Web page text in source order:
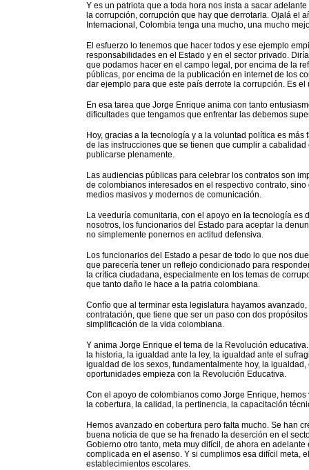
Y es un patriota que a toda hora nos insta a sacar
la corrupción, corrupción que hay que derrotarla. Ojalá el
Internacional, Colombia tenga una mucho, una mucho
El esfuerzo lo tenemos que hacer todos y ese ejemplo
responsabilidades en el Estado y en el sector privado.
que podamos hacer en el campo legal, por encima de la
públicas, por encima de la publicación en internet de los
dar ejemplo para que este país derrote la corrupción. Es el
En esa tarea que Jorge Enrique anima con tanto
dificultades que tengamos que enfrentar las debemos
Hoy, gracias a la tecnología y a la voluntad política es
de las instrucciones que se tienen que cumplir a
publicarse plenamente.
Las audiencias públicas para celebrar los contratos son
de colombianos interesados en el respectivo contrato,
medios masivos y modernos de comunicación.
La veeduría comunitaria, con el apoyo en la tecnología
nosotros, los funcionarios del Estado para aceptar la
no simplemente ponernos en actitud defensiva.
Los funcionarios del Estado a pesar de todo lo que nos
que parecería tener un reflejo condicionado para
la crítica ciudadana, especialmente en los temas de
que tanto daño le hace a la patria colombiana.
Confío que al terminar esta legislatura hayamos
contratación, que tiene que ser un paso con dos
simplificación de la vida colombiana.
Y anima Jorge Enrique el tema de la Revolución
la historia, la igualdad ante la ley, la igualdad ante el
igualdad de los sexos, fundamentalmente hoy, la
oportunidades empieza con la Revolución Educativa.
Con el apoyo de colombianos como Jorge Enrique,
la cobertura, la calidad, la pertinencia, la capacitación
Hemos avanzado en cobertura pero falta mucho. Se han
buena noticia de que se ha frenado la deserción en el
Gobierno otro tanto, meta muy difícil, de ahora en
complicada en el asenso. Y si cumplimos esa difícil meta,
establecimientos escolares.